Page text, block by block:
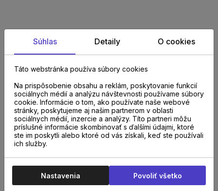
PARAMETRE
NA STIAHNUTIE
TECHNICKÝ_LIST
Súhlas Detaily O cookies
Táto webstránka používa súbory cookies
Na prispôsobenie obsahu a reklám, poskytovanie funkcií
sociálnych médií a analýzu návštevnosti používame súbory
cookie. Informácie o tom, ako používate naše webové
stránky, poskytujeme aj našim partnerom v oblasti
sociálnych médií, inzercie a analýzy. Títo partneri môžu
príslušné informácie skombinovať s ďalšími údajmi, ktoré
ste im poskytli alebo ktoré od vás získali, keď ste používali
ich služby.
Nastavenia Povoliť všetko